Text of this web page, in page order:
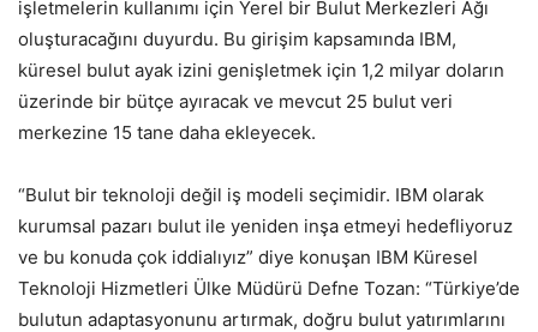
işletmelerin kullanımı için Yerel bir Bulut Merkezleri Ağı
oluşturacağını duyurdu. Bu girişim kapsamında IBM,
küresel bulut ayak izini genişletmek için 1,2 milyar doların
üzerinde bir bütçe ayıracak ve mevcut 25 bulut veri
merkezine 15 tane daha ekleyecek.
“Bulut bir teknoloji değil iş modeli seçimidir. IBM olarak
kurumsal pazarı bulut ile yeniden inşa etmeyi hedefliyoruz
ve bu konuda çok iddialıyız” diye konuşan IBM Küresel
Teknoloji Hizmetleri Ülke Müdürü Defne Tozan: “Türkiye’de
bulutun adaptasyonunu artırmak, doğru bulut yatırımlarını